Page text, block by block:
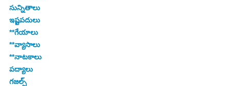
సున్నితాలు
ఇష్టపదులు
**గేయాలు
**వ్యాసాలు
**నాటకాలు
పద్యాలు
గజల్స్